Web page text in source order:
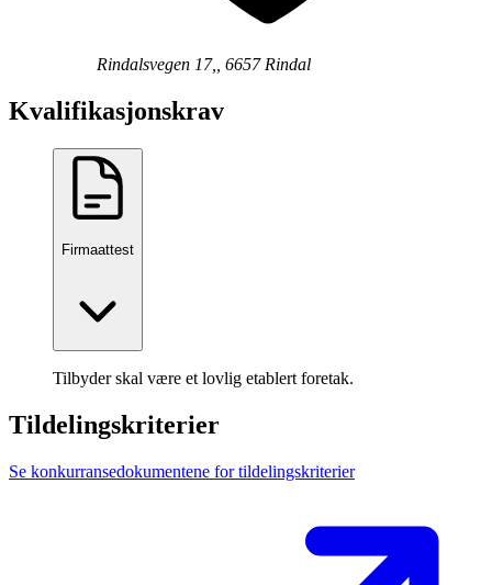
Rindalsvegen 17,, 6657 Rindal
Kvalifikasjonskrav
Firmaattest
Tilbyder skal være et lovlig etablert foretak.
Tildelingskriterier
Se konkurransedokumentene for tildelingskriterier